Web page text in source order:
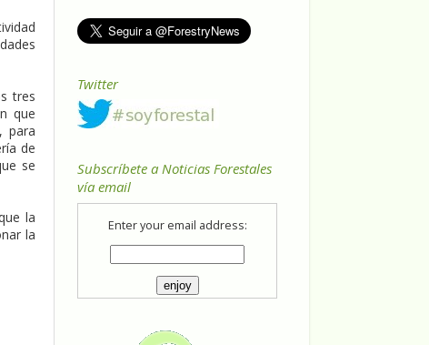
tres
que
para
de
se
la
la
Twitter
Subscríbete a Noticias Forestales
vía email
Enter your email address: